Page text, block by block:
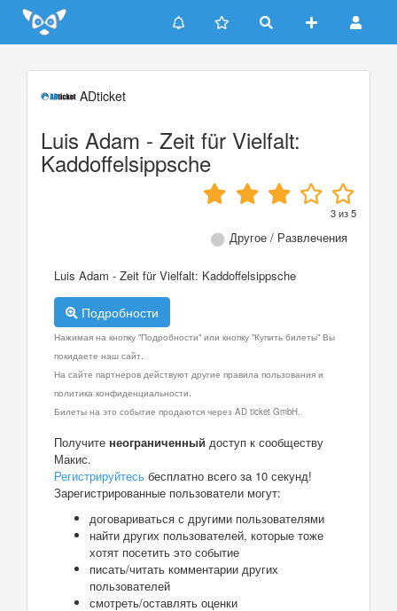
Update cookies preferences
ADticket
Luis Adam - Zeit für Vielfalt:
Kaddoffelsippsche
3из5
Другое / Развлечения
Luis Adam - Zeit für Vielfalt: Kaddoffelsippsche
Подробности
Нажимая на кнопку "Подробности" или кнопку "Купить билеты" Вы
покидаете наш сайт.
На сайте партнеров действуют другие правила пользования и
политика конфиденциальности.
Билеты на это событие продаются через AD ticket GmbH.
Получите неограниченный доступ к сообществу
Макис.
Регистрируйтесь бесплатно всего за 10 секунд!
Зарегистрированные пользователи могут:
договариваться с другими пользователями
найти других пользователей, которые тоже
хотят посетить это событие
писать/читать комментарии других
пользователей
смотреть/оставлять оценки